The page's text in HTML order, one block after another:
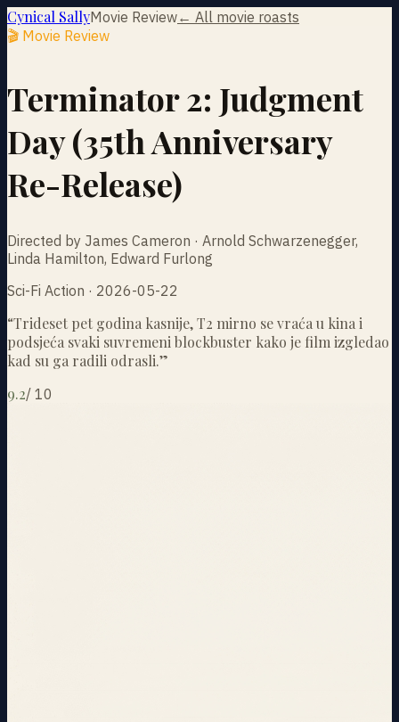
Cynical SallyMovie Review← All movie roasts
🎬 Movie Review
Terminator 2: Judgment
Day (35th Anniversary
Re-Release)
Directed by James Cameron · Arnold Schwarzenegger,
Linda Hamilton, Edward Furlong
Sci-Fi Action · 2026-05-22
“Trideset pet godina kasnije, T2 mirno se vraća u kina i
podsjeća svaki suvremeni blockbuster kako je film izgledao
kad su ga radili odrasli.”
9.2/ 10